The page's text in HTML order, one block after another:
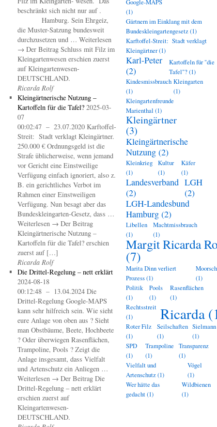
beschränkt sich nicht nur auf .
Hamburg. Sein Ehrgeiz,
die Muster-Satzung bundesweit
durchzusetzen und … Weiterlesen
→ Der Beitrag Schluss mit Filz im
Kleingartenwesen erschien zuerst
auf Kleingartenwesen-
DEUTSCHLAND.
Ricarda Rolf
Kleingärtnerische Nutzung –
Kartoffeln für die Tafel? 2025-03-
07
00:02:47 – 23.07.2020 Karftoffel-
Streit: Stadt verklagt Kleingärtner.
250.000 € Ordnungsgeld ist die
Strafe üblicherweise, wenn jemand
vor Gericht eine Einstweilige
Verfügung einfach ignoriert, also z.
B. ein gerichtliches Verbot im
Rahmen einer Einstweiligen
Verfügung. Nun besagt aber das
Bundeskleingarten-Gesetz, dass …
Weiterlesen → Der Beitrag
Kleingärtnerische Nutzung –
Kartoffeln für die Tafel? erschien
zuerst auf […]
Ricarda Rolf
Die Drittel-Regelung – nett erklärt
2024-08-18
00:12:48 – 13.04.2024 Die
Drittel-Regelung Google-MAPS
kann sehr hilfreich sein. Wie sieht
eure Anlage von oben aus ? Sieht
man Obstbäume, Beete, Hochbeete
? Oder überwiegen Rasenflächen,
Trampoline, Pools ? Zeigt die
Anlage insgesamt, dass Vielfalt
und Artenschutz ein Anliegen …
Weiterlesen → Der Beitrag Die
Drittel-Regelung – nett erklärt
erschien zuerst auf
Kleingartenwesen-
DEUTSCHLAND.
Google-MAPS
(1)
Gärtnern im Einklang mit dem
Bundeskleingartengesetz(1)
Karftoffel-Streit: Stadt verklagt
Kleingärtner(1)
Karl-Peter
(2)
Kartoffeln für "die
Tafel"?(1)
Kindesmissbrauch
(1)
Kleingarten
(1)
Kleingartenfreunde
Marienthal (1)
Kleingärtner
(3)
Kleingärtnerische
Nutzung (2)
Kleinkrieg
(1)
Kultur
(1)
Käfer
(1)
Landesverband
(2)
LGH
(2)
LGH-Landesbund
Hamburg (2)
Libellen
(1)
Machtmissbrauch
(1)
Margit Ricarda
(7)
Marita Dinn verliert
Prozess(1)
(1)
Politik
(1)
Pools
(1)
Rasenflächen
(1)
Rechtsstreit
(1)
Ricarda
Roter Filz
(1)
Seilschaften
(1)
Sielmann
(1)
SPD
(1)
Trampoline
(1)
Transparenz
(1)
Vielfalt und
Artenschutz(1)
Vögel
(1)
Wer hätte das
gedacht(1)
Wildbienen
(1)